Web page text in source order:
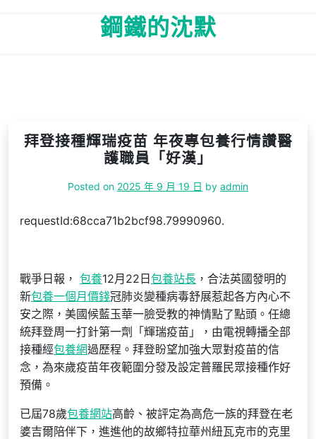
鋼鐵的沈默
拜登接種輝瑞疫苗 年夜專包養行情讚醫
護職員「好漢」
Posted on 2025 年 9 月 19 日 by admin
requestId:68cca71b2bcf98.79990960.
戰爭日報， 包養12月22日 包養站長 ，合法英國發明的
新包養一個月價錢冠肺炎變種病毒舒展惹起各方內心不
安之際，美國候藍玉華一臉受教的神情點了點頭。任總
統拜登周一打針第一劑「輝瑞疫苗」，由電視轉播全部
接種經包養網過歷程。拜登盼望加強大眾對疫苗的信
念，為來歲疫苗年夜範圍分發及設定普羅民眾接種作好
預備。
已屆78歲包養網站高齡、被評定為高危一族的拜登在老
婆吉爾陪伴下，進進他的故鄉特拉華州紐瓦克市的克里